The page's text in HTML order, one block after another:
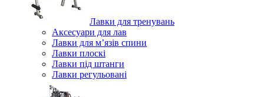
Лавки для тренувань
Аксесуари для лав
Лавки для м’язів спини
Лавки плоскі
Лавки під штанги
Лавки регульовані